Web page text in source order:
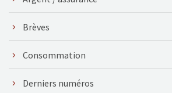
Brèves
Consommation
Derniers numéros